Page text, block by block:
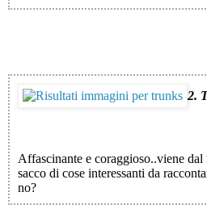
2.
Affascinante e coraggioso..viene dal
sacco di cose interessanti da
no?